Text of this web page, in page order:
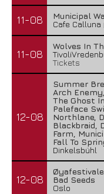
11-08
Municipal
Cafe Calluna
11-08
Wolves In
Tickets
12-08
Summer
Arch
The Ghost
Paleface
Northlane,
Blackbraid,
Farm,
Fall To
Dinkelsbühl
12-08
Bad Seeds
Oslo